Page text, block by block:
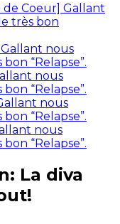
de Coeur] Gallant
très bon
nous
“Relapse”.
nous
“Relapse”.
nous
“Relapse”.
nous
“Relapse”.
La diva